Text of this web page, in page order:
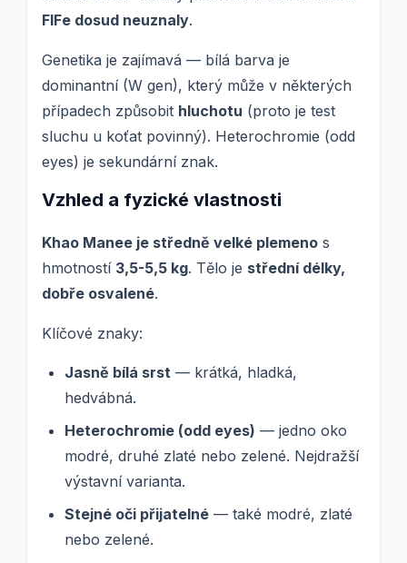
FIFe dosud neuznaly.
Genetika je zajímavá — bílá barva je
dominantní (W gen), který může v některých
případech způsobit hluchotu (proto je test
sluchu u koťat povinný). Heterochromie (odd
eyes) je sekundární znak.
Vzhled a fyzické vlastnosti
Khao Manee je středně velké plemeno s
hmotností 3,5-5,5 kg. Tělo je střední délky,
dobře osvalené.
Klíčové znaky:
Jasně bílá srst — krátká, hladká,
hedvábná.
Heterochromie (odd eyes) — jedno oko
modré, druhé zlaté nebo zelené. Nejdražší
výstavní varianta.
Stejné oči přijatelné — také modré, zlaté
nebo zelené.